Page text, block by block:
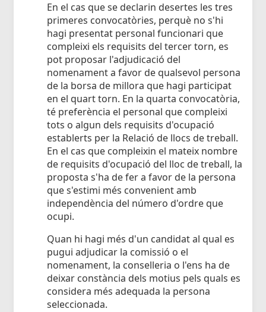
En el cas que se declarin desertes les tres
primeres convocatòries, perquè no s'hi
hagi presentat personal funcionari que
compleixi els requisits del tercer torn, es
pot proposar l'adjudicació del
nomenament a favor de qualsevol persona
de la borsa de millora que hagi participat
en el quart torn. En la quarta convocatòria,
té preferència el personal que compleixi
tots o algun dels requisits d'ocupació
establerts per la Relació de llocs de treball.
En el cas que compleixin el mateix nombre
de requisits d'ocupació del lloc de treball, la
proposta s'ha de fer a favor de la persona
que s'estimi més convenient amb
independència del número d'ordre que
ocupi.
Quan hi hagi més d'un candidat al qual es
pugui adjudicar la comissió o el
nomenament, la conselleria o l'ens ha de
deixar constància dels motius pels quals es
considera més adequada la persona
seleccionada.